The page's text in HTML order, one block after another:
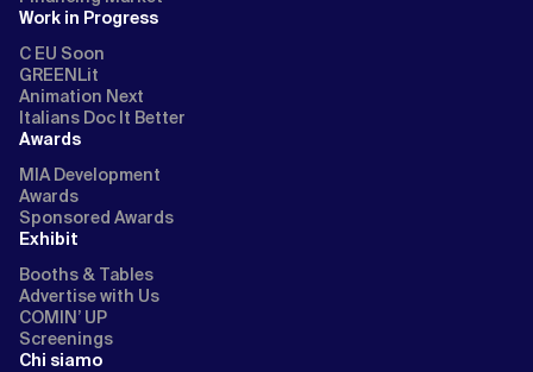
Work in Progress
C EU Soon
GREENLit
Animation Next
Italians Doc It Better
Awards
MIA Development
Awards
Sponsored Awards
Exhibit
Booths & Tables
Advertise with Us
COMIN’ UP
Screenings
Chi siamo